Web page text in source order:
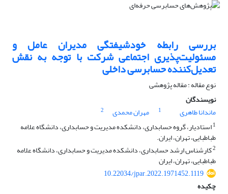
بررسی رابطه خودشیفتگی مدیران عامل و
مسئولیت‌پذیری اجتماعی شرکت با توجه به نقش
تعدیل‌کننده حسابرسی داخلی
نوع مقاله : مقاله پژوهشی
نویسندگان
ماندانا طاهری
1 مهران محمدی
2
1استادیار، گروه حسابداری، دانشکده مدیریت و حسابداری، دانشگاه علامه
طباطبایی، تهران، ایران.
2کارشناس ارشد حسابداری، دانشکده مدیریت و حسابداری، دانشگاه علامه
طباطبایی، تهران، ایران
10.22034/jpar.2022.1971452.1119
چکیده